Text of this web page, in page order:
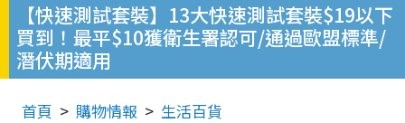
【快速測試套裝】13大快速測試套裝$19以下
買到！最平$10獲衛生署認可/通過歐盟標準/
潛伏期適用
首頁 購物情報 生活百貨